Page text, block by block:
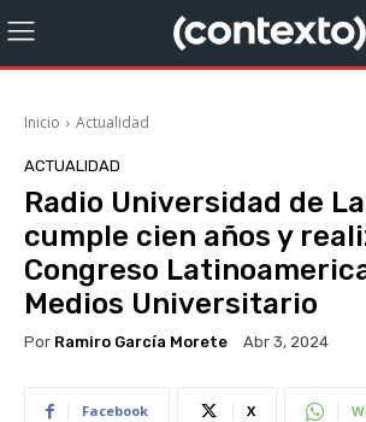
Inicio Actualidad
ACTUALIDAD
Radio Universidad de
cumple cien años y
Congreso
Medios Universitario
Por Ramiro García Morete Abr 3, 2024
Facebook X